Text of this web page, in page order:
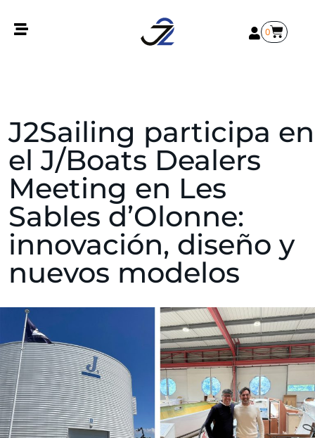
0
J2Sailing participa en
el J/Boats Dealers
Meeting en Les
Sables d’Olonne:
innovación, diseño y
nuevos modelos